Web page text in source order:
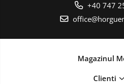
+40 747
Magazinul
Clienti